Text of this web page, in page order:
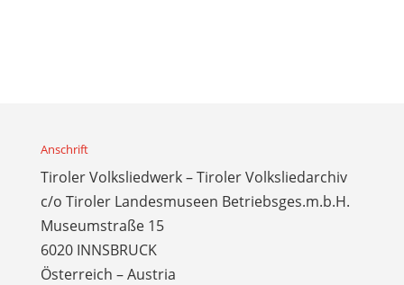
Anschrift
Tiroler Volksliedwerk – Tiroler Volksliedarchiv
c/o Tiroler Landesmuseen Betriebsges.m.b.H.
Museumstraße 15
6020 INNSBRUCK
Österreich – Austria